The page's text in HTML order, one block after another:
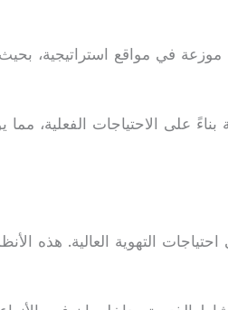
موزعة في مواقع استراتيجية،
على الاحتياجات الفعلية، مما
التهوية العالية. هذه